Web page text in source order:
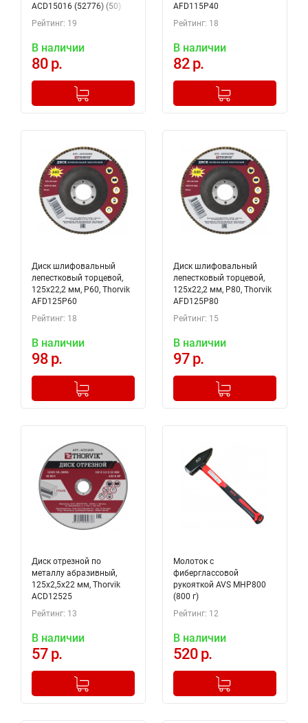
ACD15016 (52776) (50)
Рейтинг: 19
В наличии
80 р.
+
Добавлено в корзину
AFD115P40
Рейтинг: 18
В наличии
82 р.
+
Добавлено в корзину
Диск шлифовальный
лепестковый торцевой,
125х22,2 мм, Р60, Thorvik
AFD125P60
Рейтинг: 18
В наличии
98 р.
+
Добавлено в корзину
Диск шлифовальный
лепестковый торцевой,
125х22,2 мм, Р80, Thorvik
AFD125P80
Рейтинг: 15
В наличии
97 р.
+
Добавлено в корзину
Диск отрезной по
металлу абразивный,
125х2,5х22 мм, Thorvik
ACD12525
Рейтинг: 13
В наличии
57 р.
+
Добавлено в корзину
Молоток с
фиберглассовой
рукояткой AVS MHP800
(800 г)
Рейтинг: 12
В наличии
520 р.
+
Добавлено в корзину